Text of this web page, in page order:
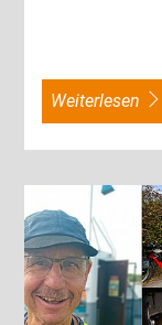
weiterlesen